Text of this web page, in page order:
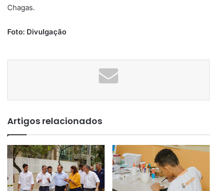
Chagas.
Foto: Divulgação
Artigos relacionados